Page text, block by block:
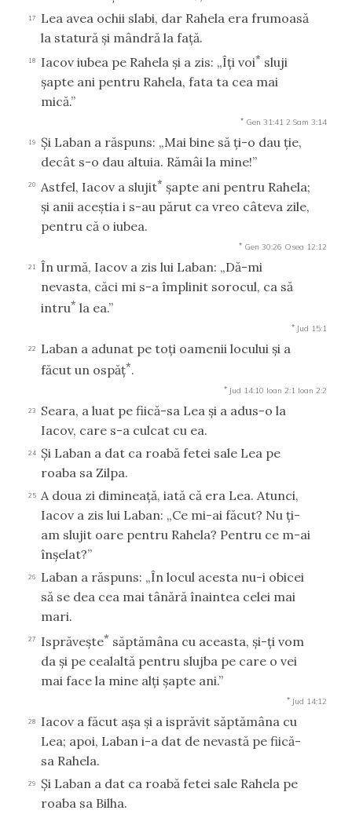
17
Lea avea ochii slabi, dar Rahela era frumoasă
la statură şi mândră la faţă.
18 Iacov iubea pe Rahela şi a zis: „Îţi voi* sluji
şapte ani pentru Rahela, fata ta cea mai
mică.”
* Gen 31:41 2 Sam 3:14
19
Şi Laban a răspuns: „Mai bine să ţi-o dau ţie,
decât s-o dau altuia. Rămâi la mine!”
20 Astfel, Iacov a slujit* şapte ani pentru Rahela;
şi anii aceştia i s-au părut ca vreo câteva zile,
pentru că o iubea.
* Gen 30:26 Osea 12:12
21
În urmă, Iacov a zis lui Laban: „Dă-mi
nevasta, căci mi s-a împlinit sorocul, ca să
intru* la ea.”
* Jud 15:1
22
Laban a adunat pe toţi oamenii locului şi a
făcut un ospăţ*.
* Jud 14:10 Ioan 2:1 Ioan 2:2
23
Seara, a luat pe fiică-sa Lea şi a adus-o la
Iacov, care s-a culcat cu ea.
24
Şi Laban a dat ca roabă fetei sale Lea pe
roaba sa Zilpa.
25 A doua zi dimineaţă, iată că era Lea. Atunci,
Iacov a zis lui Laban: „Ce mi-ai făcut? Nu ţi-
am slujit oare pentru Rahela? Pentru ce m-ai
înşelat?”
26
Laban a răspuns: „În locul acesta nu-i obicei
să se dea cea mai tânără înaintea celei mai
mari.
27 Isprăveşte* săptămâna cu aceasta, şi-ţi vom
da şi pe cealaltă pentru slujba pe care o vei
mai face la mine alţi şapte ani.”
* Jud 14:12
28
Iacov a făcut aşa şi a isprăvit săptămâna cu
Lea; apoi, Laban i-a dat de nevastă pe fiică-
sa Rahela.
29
Şi Laban a dat ca roabă fetei sale Rahela pe
roaba sa Bilha.